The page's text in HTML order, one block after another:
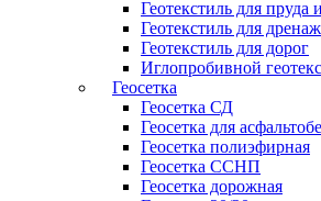
Геотекстиль для пруда
Геотекстиль для
Геотекстиль для дорог
Иглопробивной
Геосетка
Геосетка СД
Геосетка для
Геосетка полиэфирная
Геосетка ССНП
Геосетка дорожная